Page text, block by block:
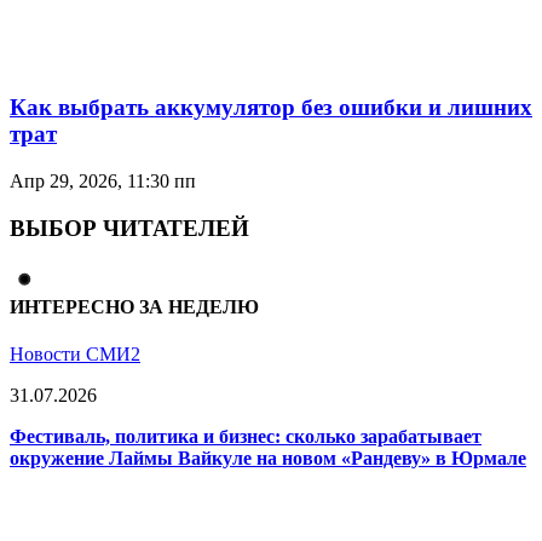
Как выбрать аккумулятор без ошибки и лишних
трат
Апр 29, 2026, 11:30 пп
ВЫБОР ЧИТАТЕЛЕЙ
ИНТЕРЕСНО ЗА НЕДЕЛЮ
Новости СМИ2
31.07.2026
Фестиваль, политика и бизнес: сколько зарабатывает
окружение Лаймы Вайкуле на новом «Рандеву» в Юрмале